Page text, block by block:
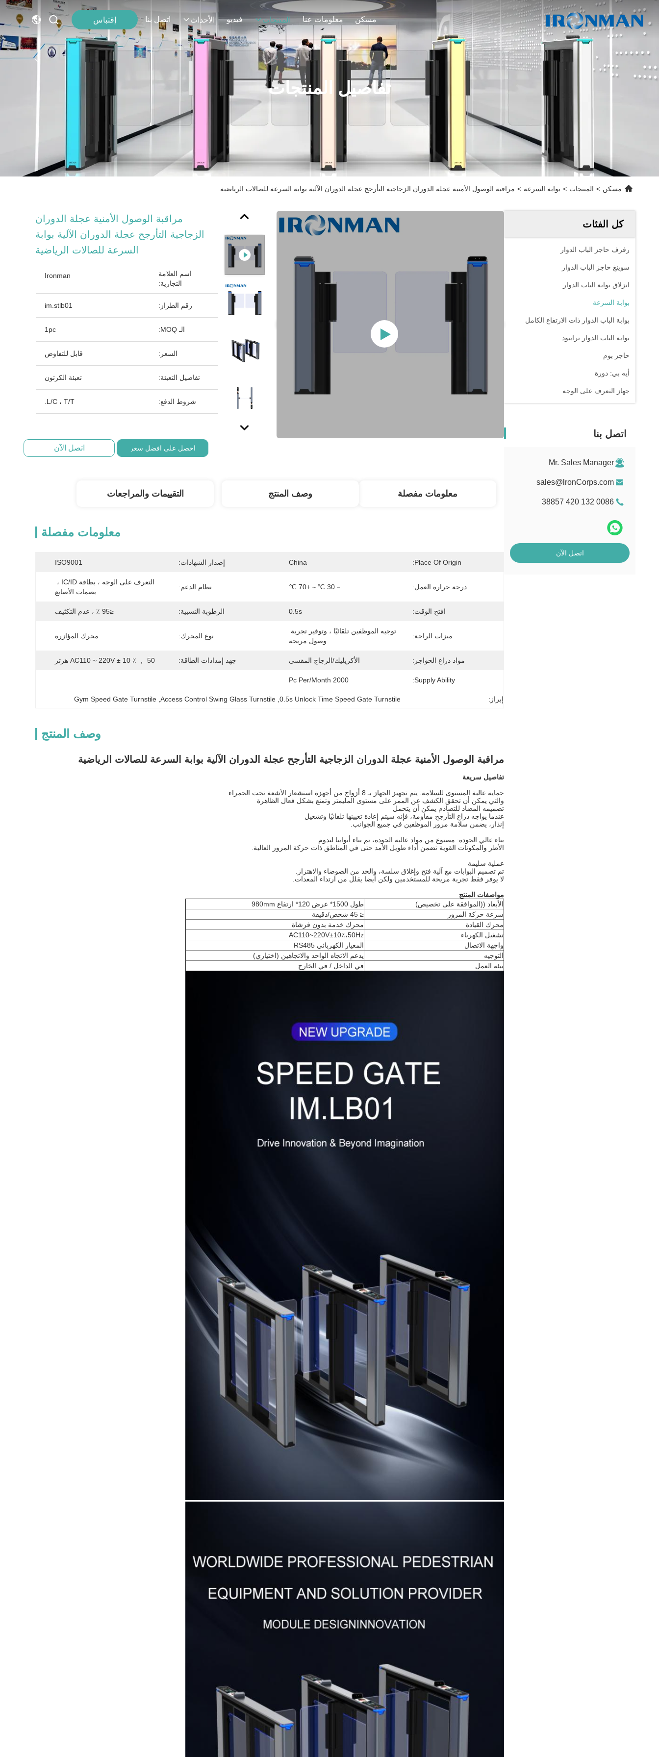
مسكن معلومات عنا المنتجات فيديو الأحداث اتصل بنا إقتباس
تفاصيل المنتجات
مسكن > المنتجات > بوابة السرعة > مراقبة الوصول الأمنية عجلة الدوران الزجاجية التأرجح عجلة الدوران الآلية بوابة السرعة للصالات الرياضية
كل الفئات
رفرف حاجز الباب الدوار
سوينغ حاجز الباب الدوار
انزلاق بوابة الباب الدوار
بوابة السرعة
بوابة الباب الدوار ذات الارتفاع الكامل
بوابة الباب الدوار ترايبود
حاجز بوم
أيه بي: دورة
جهاز التعرف على الوجه
اتصل بنا
Mr. Sales Manager
sales@lronCorps.com
0086 132 420 38857
اتصل الآن
مراقبة الوصول الأمنية عجلة الدوران
الزجاجية التأرجح عجلة الدوران الآلية بوابة
السرعة للصالات الرياضية
اسم العلامة
التجارية:
Ironman
رقم الطراز: im.stlb01
الـ MOQ: 1pc
السعر: قابل للتفاوض
تفاصيل التعبئة: تعبئة الكرتون
شروط الدفع: L/C ، T/T.
احصل على افضل سعر اتصل الآن
معلومات مفصلة وصف المنتج التقييمات والمراجعات
معلومات مفصلة
Place Of Origin:
China إصدار الشهادات: ISO9001
درجة حرارة العمل: －30 ℃～+70 ℃ نظام الدعم:
بصمات الأصابع
افتح الوقت: 0.5s الرطوبة النسبية: ≤95 ٪ ، عدم التكثيف
ميزات الراحة:
وصول مريحة
نوع المحرك: محرك المؤازرة
مواد ذراع الحواجز: الأكريليك/الزجاج المقسى جهد إمدادات الطاقة: AC110 ~ 220V ± 10 ٪ ， 50 هرتز
Supply Ability:
2000 Pc Per/month
إبراز: 0.5s Unlock Time Speed Gate Turnstile
,
Access Control Swing Glass Turnstile
,
Gym Speed Gate Turnstile
وصف المنتج
مراقبة الوصول الأمنية عجلة الدوران الزجاجية التأرجح عجلة الدوران الآلية بوابة السرعة للصالات الرياضية
تفاصيل سريعة
حماية عالية المستوى للسلامة: يتم تجهيز الجهاز بـ 8 أزواج من أجهزة استشعار الأشعة تحت الحمراء
والتي يمكن أن تحقق الكشف عن الممر على مستوى المليمتر وتمنع بشكل فعال الظاهرة
تصميمه المضاد للتصادم يمكن أن يتحمل
عندما يواجه ذراع التأرجح مقاومة، فإنه سيتم إعادة تعيينها تلقائيًا وتشغيل
إنذار، يضمن سلامة مرور الموظفين في جميع الجوانب.
بناء عالي الجودة: مصنوع من مواد عالية الجودة، تم بناء أبوابنا لتدوم.
الأطر والمكونات القوية تضمن أداء طويل الأمد حتى في المناطق ذات حركة المرور العالية.
عملية سليمة
تم تصميم البوابات مع آلية فتح وإغلاق سلسة، والحد من الضوضاء والاهتزاز.
لا يوفر فقط تجربة مريحة للمستخدمين ولكن أيضا يقلل من ارتداء المعدات.
مواصفات المنتج
الأبعاد ((الموافقة على تخصيص)
طول 1500* عرض 120* ارتفاع 980mm
سرعة حركة المرور
≤ 45 شخص/دقيقة
محرك القيادة
محرك خدمة بدون فرشاة
تشغيل الكهرباء
AC110~220V±10٪،50Hz
واجهة الاتصال
المعيار الكهربائي RS485
التوجيه
يدعم الاتجاه الواحد والاتجاهين (اختياري)
بيئة العمل
في الداخل / في الخارج